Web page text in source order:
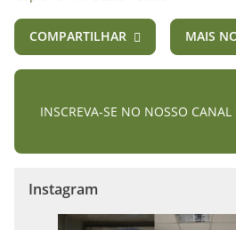
COMPARTILHAR MAIS
INSCREVA-SE NO NOSSO
Instagram